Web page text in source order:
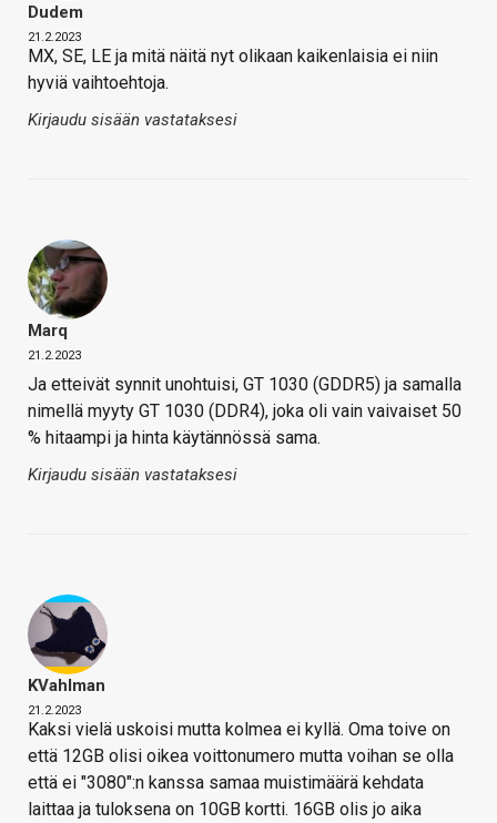
Dudem
21.2.2023
MX, SE, LE ja mitä näitä nyt olikaan kaikenlaisia ei niin
hyviä vaihtoehtoja.
Kirjaudu sisään vastataksesi
Marq
21.2.2023
Ja etteivät synnit unohtuisi, GT 1030 (GDDR5) ja samalla
nimellä myyty GT 1030 (DDR4), joka oli vain vaivaiset 50
% hitaampi ja hinta käytännössä sama.
Kirjaudu sisään vastataksesi
KVahlman
21.2.2023
Kaksi vielä uskoisi mutta kolmea ei kyllä. Oma toive on
että 12GB olisi oikea voittonumero mutta voihan se olla
että ei "3080":n kanssa samaa muistimäärä kehdata
laittaa ja tuloksena on 10GB kortti. 16GB olis jo aika